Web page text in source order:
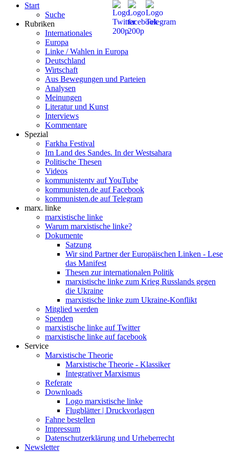
Start
Suche
Rubriken
Internationales
Europa
Linke / Wahlen in Europa
Deutschland
Wirtschaft
Aus Bewegungen und Parteien
Analysen
Meinungen
Literatur und Kunst
Interviews
Kommentare
Spezial
Farkha Festival
Im Land des Sandes. In der Westsahara
Politische Thesen
Videos
kommunistentv auf YouTube
kommunisten.de auf Facebook
kommunisten.de auf Telegram
marx. linke
marxistische linke
Warum marxistische linke?
Dokumente
Satzung
Wir sind Partner der Europäischen Linken - Lese
das Manifest
Thesen zur internationalen Politik
marxistische linke zum Krieg Russlands gegen
die Ukraine
marxistische linke zum Ukraine-Konflikt
Mitglied werden
Spenden
marxistische linke auf Twitter
marxistische linke auf facebook
Service
Marxistische Theorie
Marxistische Theorie - Klassiker
Integrativer Marxismus
Referate
Downloads
Logo marxistische linke
Flugblätter | Druckvorlagen
Fahne bestellen
Impressum
Datenschutzerklärung und Urheberrecht
Newsletter